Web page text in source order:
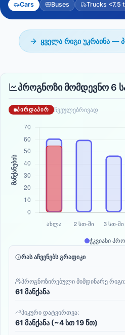
Cars Buses Trucks <7.5 t
ყველა რიგი უკრაინა —
პროგნოზი მომდევნო 6
ᲞᲘᲠᲓᲐᲞᲘᲠ ჩვეულებრივად
ჭკვიანი
რას აჩვენებს გრაფიკი
პროგნოზირებული მიმდინარე რიგი:
61 მანქანა
პიკური დატვირთვა:
61 მანქანა (~4 სთ 19 წთ)